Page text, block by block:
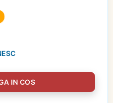
IN COS